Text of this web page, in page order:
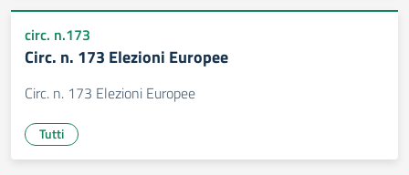
circ. n.173
Circ. n. 173 Elezioni Europee
Circ. n. 173 Elezioni Europee
Tutti